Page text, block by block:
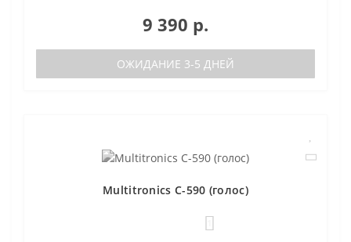
9 390 р.
ОЖИДАНИЕ 3-5 ДНЕЙ
Multitronics C-590 (голос)